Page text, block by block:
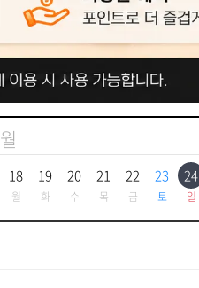
월
18
월
19
화
20
수
21
목
22
금
23
토
24
일